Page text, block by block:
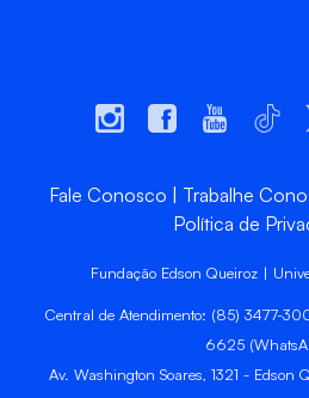
Fale Conosco Trabalhe
Política de
Fundação Edson Queiroz |
Central de Atendimento: (85) 3477-
6625
Av. Washington Soares, 1321 - Edson